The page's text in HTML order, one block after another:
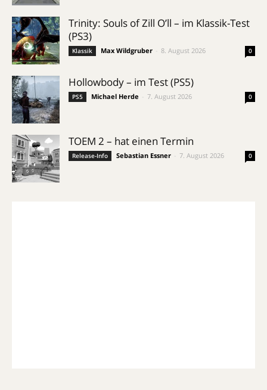
Trinity: Souls of Zill O’ll – im Klassik-Test
(PS3)
Klassik Max Wildgruber 8. August 2026 0
Hollowbody – im Test (PS5)
PS5 Michael Herde 7. August 2026 0
TOEM 2 – hat einen Termin
Release-Info Sebastian Essner 7. August 2026 0